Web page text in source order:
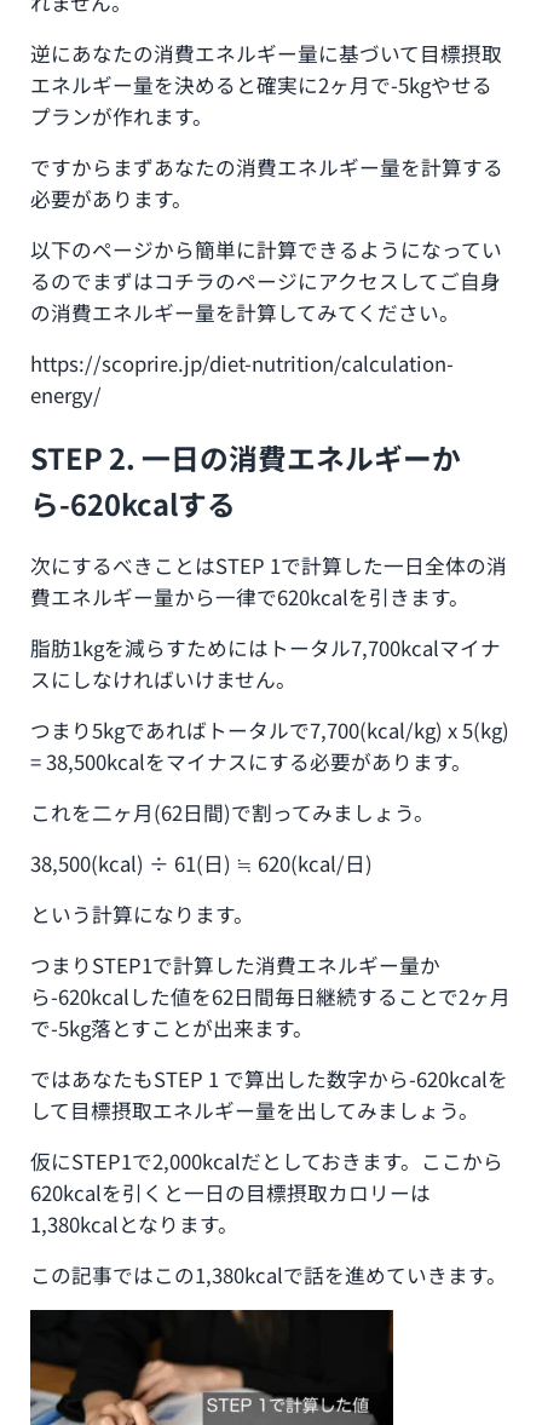
逆にあなたの消費エネルギー量に基づいて目標摂取
エネルギー量を決めると確実に2ヶ月で-5kgやせる
プランが作れます。
ですからまずあなたの消費エネルギー量を計算する
必要があります。
以下のページから簡単に計算できるようになってい
るのでまずはコチラのページにアクセスしてご自身
の消費エネルギー量を計算してみてください。
https://scoprire.jp/diet-nutrition/calculation-
energy/
STEP 2. 一日の消費エネルギーか
ら-620kcalする
次にするべきことはSTEP 1で計算した一日全体の消
費エネルギー量から一律で620kcalを引きます。
脂肪1kgを減らすためにはトータル7,700kcalマイナ
スにしなければいけません。
つまり5kgであればトータルで7,700(kcal/kg) x 5(kg)
= 38,500kcalをマイナスにする必要があります。
これを二ヶ月(62日間)で割ってみましょう。
38,500(kcal) ÷ 61(日) ≒ 620(kcal/日)
という計算になります。
つまりSTEP1で計算した消費エネルギー量か
ら-620kcalした値を62日間毎日継続することで2ヶ月
で-5kg落とすことが出来ます。
ではあなたもSTEP 1 で算出した数字から-620kcalを
して目標摂取エネルギー量を出してみましょう。
仮にSTEP1で2,000kcalだとしておきます。ここから
620kcalを引くと一日の目標摂取カロリーは
1,380kcalとなります。
この記事ではこの1,380kcalで話を進めていきます。